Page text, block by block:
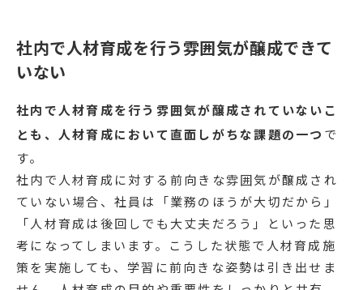
社内で人材育成を行う雰囲気が醸成できて
いない
社内で人材育成を行う雰囲気が醸成されていないこ
とも、人材育成において直面しがちな課題の一つ で
す。
社内で人材育成に対する前向きな雰囲気が醸成され
ていない場合、社員は「業務のほうが大切だから」
「人材育成は後回しでも大丈夫だろう」といった思
考になってしまいます。こうした状態で人材育成施
策を実施しても、学習に前向きな姿勢は引き出せま